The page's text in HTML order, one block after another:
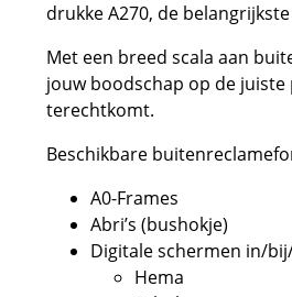
drukke A270, de
Met een breed scala aan
jouw boodschap op de
terechtkomt.
Beschikbare
A0-Frames
Abri’s (bushokje)
Digitale schermen in/
Hema